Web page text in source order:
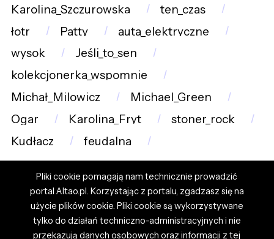
Karolina_Szczurowska
ten_czas
łotr
Patty
auta_elektryczne
wysok
Jeśli_to_sen
kolekcjonerka_wspomnie
Michał_Milowicz
Michael_Green
Ogar
Karolina_Fryt
stoner_rock
Kudłacz
feudalna
Pliki cookie pomagają nam technicznie prowadzić
portal Altao.pl. Korzystając z portalu, zgadzasz się na
użycie plików cookie. Pliki cookie są wykorzystywane
tylko do działań techniczno-administracyjnych i nie
przekazują danych osobowych oraz informacji z tej